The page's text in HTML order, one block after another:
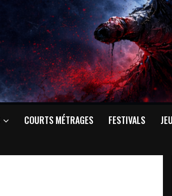
COURTS MÉTRAGES FESTIVALS